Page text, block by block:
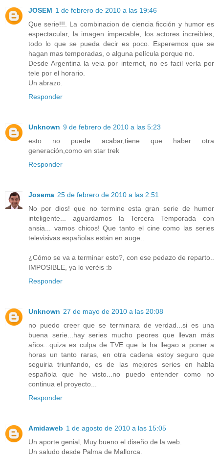
JOSEM 1 de febrero de 2010 a las 19:46
Que serie!!!. La combinacion de ciencia ficción y humor es
espectacular, la imagen impecable, los actores increibles,
todo lo que se pueda decir es poco. Esperemos que se
hagan mas temporadas, o alguna película porque no.
Desde Argentina la veia por internet, no es facil verla por
tele por el horario.
Un abrazo.
Responder
Unknown 9 de febrero de 2010 a las 5:23
esto no puede acabar,tiene que haber otra
generación,como en star trek
Responder
Josema 25 de febrero de 2010 a las 2:51
No por dios! que no termine esta gran serie de humor
inteligente... aguardamos la Tercera Temporada con
ansia... vamos chicos! Que tanto el cine como las series
televisivas españolas están en auge..
¿Cómo se va a terminar esto?, con ese pedazo de reparto..
IMPOSIBLE, ya lo veréis :b
Responder
Unknown 27 de mayo de 2010 a las 20:08
no puedo creer que se terminara de verdad...si es una
buena serie...hay series mucho peores que llevan más
años...quiza es culpa de TVE que la ha llegao a poner a
horas un tanto raras, en otra cadena estoy seguro que
seguiria triunfando, es de las mejores series en habla
española que he visto...no puedo entender como no
continua el proyecto...
Responder
Amidaweb 1 de agosto de 2010 a las 15:05
Un aporte genial, Muy bueno el diseño de la web.
Un saludo desde Palma de Mallorca.